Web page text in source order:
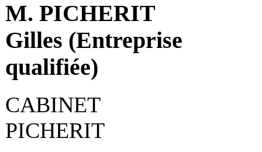
M. PICHERIT
Gilles (Entreprise
qualifiée)
CABINET
PICHERIT